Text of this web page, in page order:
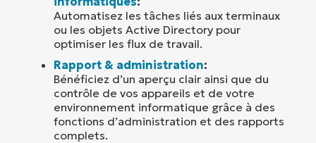
Automatisez les tâches liés aux terminaux
ou les objets Active Directory pour
optimiser les flux de travail.
Rapport & administration:
Bénéficiez d’un aperçu clair ainsi que du
contrôle de vos appareils et de votre
environnement informatique grâce à des
fonctions d’administration et des rapports
complets.